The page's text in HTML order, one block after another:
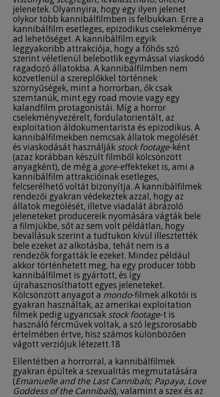
jelenetek. Olyannyira, hogy egy ilyen jelenet
olykor több kannibálfilmben is felbukkan. Erre a
kannibálfilm esetleges, epizodikus cselekménye
ad lehetőséget. A kannibálfilm egyik
leggyakoribb attrakciója, hogy a főhős szó
szerint véletlenül belebotlik egymással viaskodó
ragadozó állatokba. A kannibálfilmben nem
közvetlenül a szereplőkkel történnek
szörnyűségek, mint a horrorban, ők csak
szemtanúk, mint egy road movie vagy egy
kalandfilm protagonistái. Míg a horror
cselekményvezérelt, fordulatorientált, az
exploitation áldokumentarista és epizodikus. A
kannibálfilmekben nemcsak állatok megölését
és viaskodását használják stock footage-ként
(azaz korábban készült filmből kölcsönzött
anyagként), de még a gore-effekteket is, ami a
kannibálfilm attrakcióinak esetleges,
felcserélhető voltát bizonyítja. A kannibálfilmek
rendezői gyakran védekeztek azzal, hogy az
állatok megölését, illetve viadalát ábrázoló
jeleneteket producereik nyomására vágták bele
a filmjükbe, sőt az sem volt példátlan, hogy
bevallásuk szerint a tudtukon kívül illesztették
bele ezeket az alkotásba, tehát nem is a
rendezők forgatták le ezeket. Mindez például
akkor történhetett meg, ha egy producer több
kannibálfilmet is gyártott, és így
újrahasznosíthatott egyes jeleneteket.
Kölcsönzött anyagot a mondo-filmek alkotói is
gyakran használtak, az amerikai exploitation
filmek pedig ugyancsak stock footage-t is
használó fércművek voltak, a szó legszorosabb
értelmében értve, hisz számos különbözően
vágott verziójuk létezett.18
Ellentétben a horrorral, a kannibálfilmek
gyakran épültek a szexualitás megmutatására
(Emanuelle and the Last Cannibals; Papaya, Love
Goddess of the Cannibals), valamint a szex és az